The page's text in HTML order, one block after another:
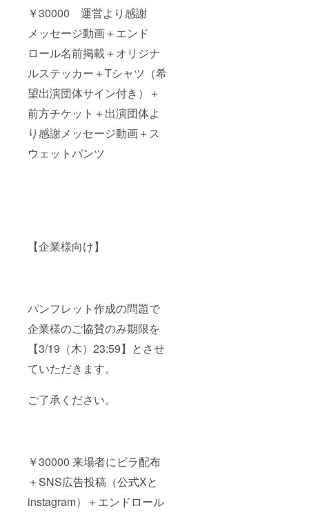
￥30000 運営より感謝
メッセージ動画＋エンド
ロール名前掲載＋オリジナ
ルステッカー＋Tシャツ（希
望出演団体サイン付き）＋
前方チケット＋出演団体よ
り感謝メッセージ動画＋ス
ウェットパンツ
【企業様向け】
パンフレット作成の問題で
企業様のご協賛のみ期限を
【3/19（木）23:59】とさせ
ていただきます。
ご了承ください。
￥30000 来場者にビラ配布
＋SNS広告投稿（公式Xと
instagram）＋エンドロール